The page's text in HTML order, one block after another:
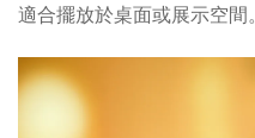
適合擺放於桌面或展示空間。